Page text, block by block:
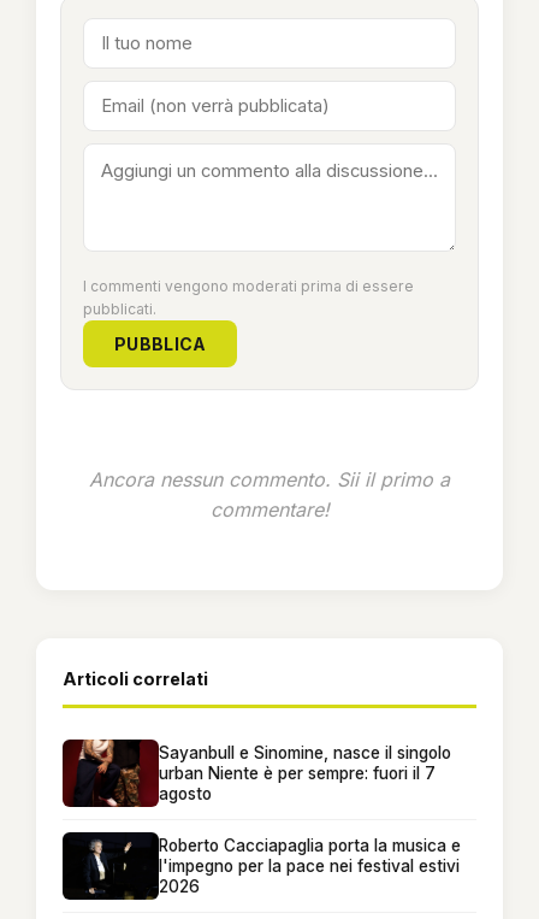
I commenti vengono moderati prima di essere
pubblicati.
PUBBLICA
Ancora nessun commento. Sii il primo a
commentare!
Articoli correlati
Sayanbull e Sinomine, nasce il singolo
urban Niente è per sempre: fuori il 7
agosto
Roberto Cacciapaglia porta la musica e
l'impegno per la pace nei festival estivi
2026